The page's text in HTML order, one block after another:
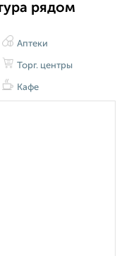
рядом
Аптеки
Торг. центры
Кафе